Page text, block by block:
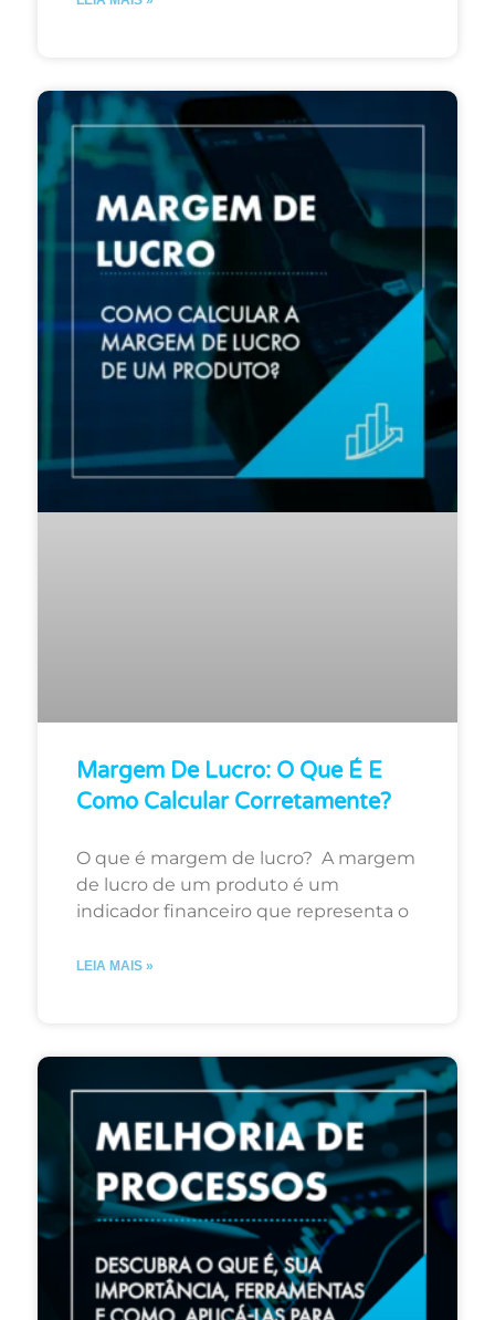
Margem De Lucro: O Que É E
Como Calcular Corretamente?
O que é margem de lucro? A margem
de lucro de um produto é um
indicador financeiro que representa o
LEIA MAIS »